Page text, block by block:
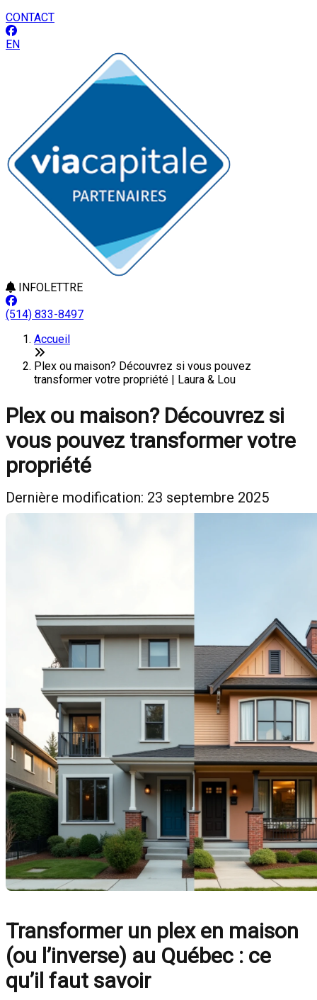
CONTACT
EN
INFOLETTRE
(514) 833-8497
Accueil
Plex ou maison? Découvrez si vous pouvez
transformer votre propriété | Laura & Lou
Plex ou maison? Découvrez si
vous pouvez transformer votre
propriété
Dernière modification: 23 septembre 2025
Transformer un plex en maison
(ou l’inverse) au Québec : ce
qu’il faut savoir